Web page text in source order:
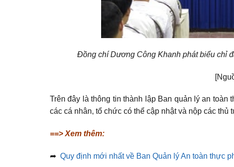
Đồng chí Dương Công Khanh phát biểu chỉ
Trên đây là thông tin thành lập Ban quản lý an toàn
các cá nhân, tổ chức có thể cập nhật và nộp các thủ
==> Xem thêm:
➦ Quy định mới nhất về Ban Quản lý An toàn thực